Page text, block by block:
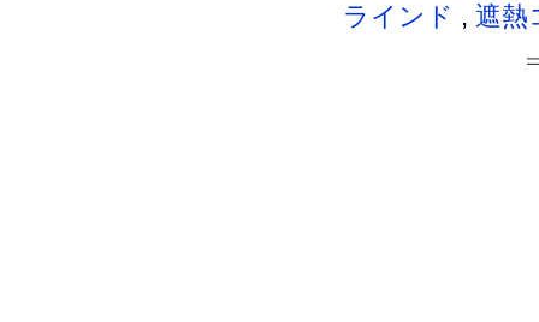
ラインド , 遮熱